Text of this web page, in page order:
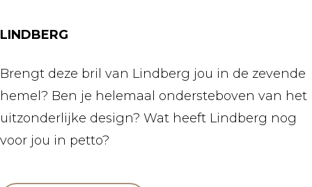
LINDBERG
Brengt deze bril van Lindberg jou in de zevende
hemel? Ben je helemaal ondersteboven van het
uitzonderlijke design? Wat heeft Lindberg nog
voor jou in petto?